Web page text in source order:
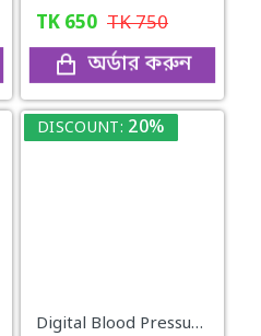
TK 650 TK750
অর্ডার করুন
DISCOUNT: 20%
Digital Blood Pressure Monitor